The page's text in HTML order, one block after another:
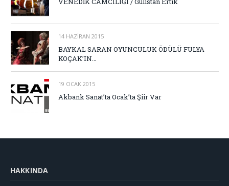
14 HAZIRAN 2015
BAYKAL SARAN OYUNCULUK ÖDÜLÜ FULYA
KOÇAK’IN…
19 OCAK 2015
Akbank Sanat’ta Ocak’ta Şiir Var
HAKKINDA